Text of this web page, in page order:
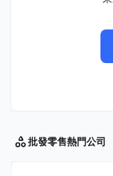
批發零售熱門公司